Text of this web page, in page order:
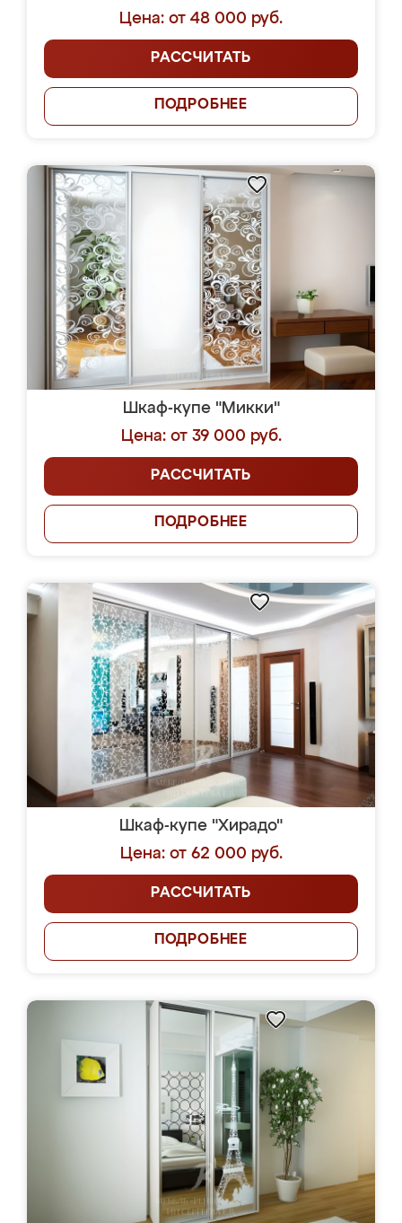
Цена: от 48 000 руб.
РАССЧИТАТЬ
ПОДРОБНЕЕ
Шкаф-купе "Микки"
Цена: от 39 000 руб.
РАССЧИТАТЬ
ПОДРОБНЕЕ
Шкаф-купе "Хирадо"
Цена: от 62 000 руб.
РАССЧИТАТЬ
ПОДРОБНЕЕ